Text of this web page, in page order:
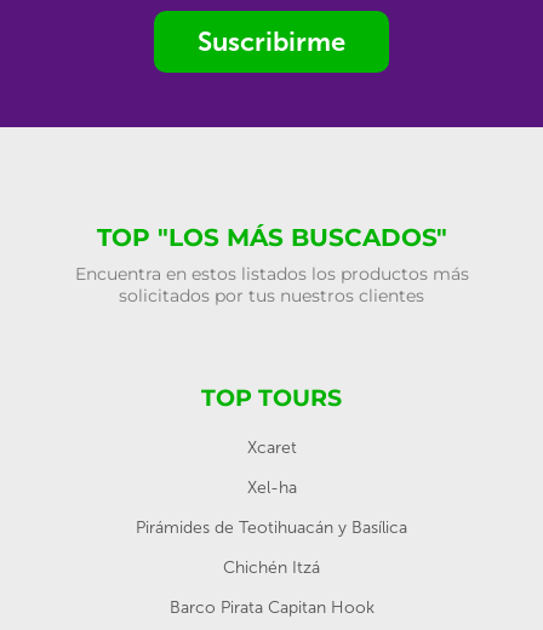
Suscribirme
TOP "LOS MÁS BUSCADOS"
Encuentra en estos listados los productos más
solicitados por tus nuestros clientes
TOP TOURS
Xcaret
Xel-ha
Pirámides de Teotihuacán y Basílica
Chichén Itzá
Barco Pirata Capitan Hook